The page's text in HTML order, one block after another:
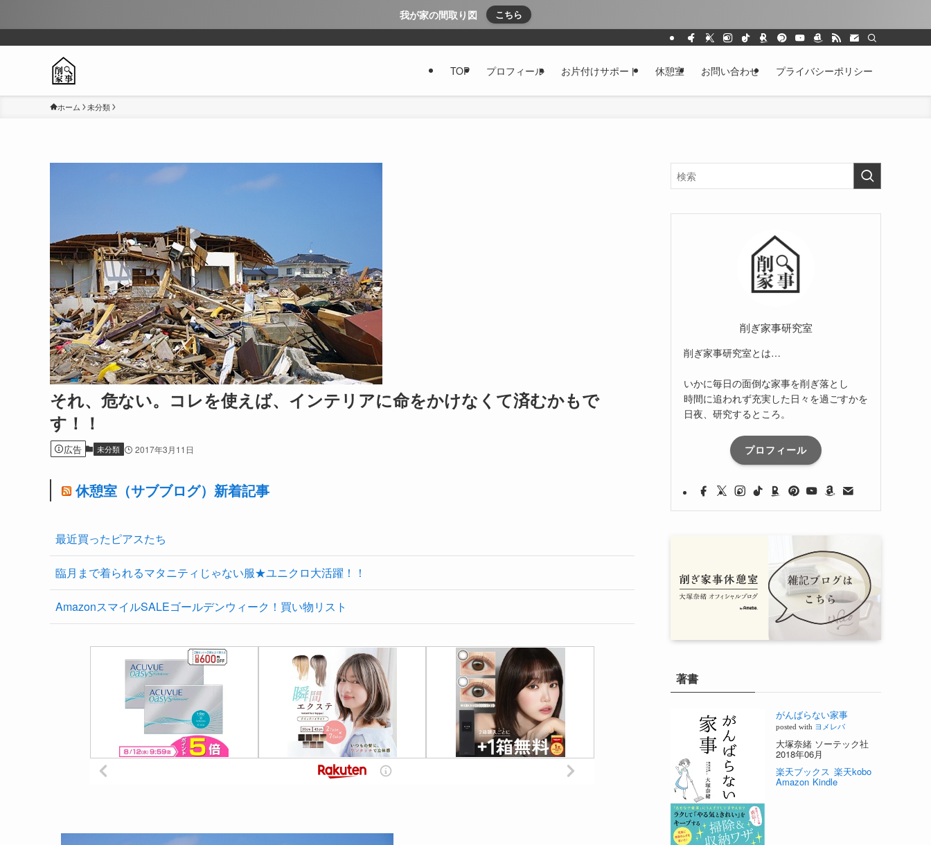
我が家の間取り図 こちら
TOP プロフィール お片付けサポート 休憩室 お問い合わせ プライバシーポリシー
ホーム 未分類
それ、危ない。コレを使えば、インテリアに命をかけなくて済むかもで
す！！
広告 未分類 2017年3月11日
休憩室（サブブログ）新着記事
最近買ったピアスたち
臨月まで着られるマタニティじゃない服★ユニクロ大活躍！！
AmazonスマイルSALEゴールデンウィーク！買い物リスト
削ぎ家事研究室
削ぎ家事研究室とは…
いかに毎日の面倒な家事を削ぎ落とし
時間に追われず充実した日々を過ごすかを
日夜、研究するところ。
プロフィール
著書
がんばらない家事
posted with ヨメレバ
大塚奈緒 ソーテック社
2018年06月
楽天ブックス 楽天kobo
Amazon Kindle